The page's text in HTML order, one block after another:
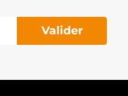
Valider